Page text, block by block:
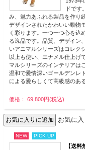
ドです
み、魅力あふれる製品を作り
デザインされたかわいい動物
く彩ります。一つ一つ心を込
る逸品です。品質、デザイン
いアニマルシリーズはコレク
以上も使い、エナメル仕上げ
マルシリーズのインテリアは
温和で愛情深いゴールデンレ
による愛らしくて高級感のあ
価格： 69,800円(税込)
お気に
NEW PICK UP
【送